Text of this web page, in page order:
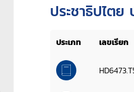
ประชาธิปไตย
ประเภท เลขเรียก